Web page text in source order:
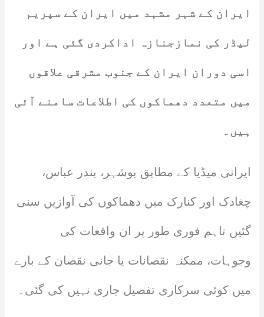
ایران کے شہر مشہد میں ایران کے سپریم
لیڈر کی نمازجنازہ اداکردی گئی ہے اور
اسی دوران ایران کے جنوب مشرقی علاقوں
میں متعدد دھماکوں کی اطلاعات سامنے آئی
ہیں۔
ایرانی میڈیا کے مطابق بوشہر، بندر عباس،
چغادک اور کنارک میں دھماکوں کی آوازیں سنی
گئیں تاہم فوری طور پر ان واقعات کی
وجوہات، ممکنہ نقصانات یا جانی نقصان کے بارے
میں کوئی سرکاری تفصیل جاری نہیں کی گئی۔